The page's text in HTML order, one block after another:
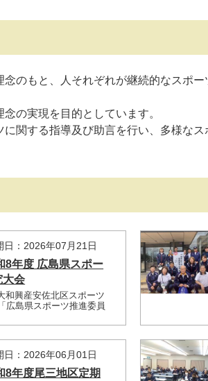
のもと、人それぞれが継続的なスポ
の実現を目的としています。
関する指導及び助言を行い、多様な
日：2026年07月21日
8年度 広島県スポー
大会
和興産安佐北区スポーツ
広島県スポーツ推進委員
日：2026年06月01日
8年度尾三地区定期